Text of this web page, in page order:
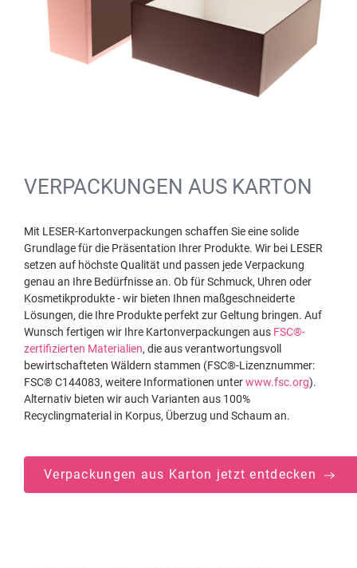
VERPACKUNGEN AUS KARTON
Mit LESER-Kartonverpackungen schaffen Sie eine solide
Grundlage für die Präsentation Ihrer Produkte. Wir bei LESER
setzen auf höchste Qualität und passen jede Verpackung
genau an Ihre Bedürfnisse an. Ob für Schmuck, Uhren oder
Kosmetikprodukte - wir bieten Ihnen maßgeschneiderte
Lösungen, die Ihre Produkte perfekt zur Geltung bringen. Auf
Wunsch fertigen wir Ihre Kartonverpackungen aus FSC®-
zertifizierten Materialien, die aus verantwortungsvoll
bewirtschafteten Wäldern stammen (FSC®-Lizenznummer:
FSC® C144083, weitere Informationen unterwww.fsc.org).
Alternativ bieten wir auch Varianten aus 100%
Recyclingmaterial in Korpus, Überzug und Schaum an.
Verpackungen aus Karton jetzt entdecken